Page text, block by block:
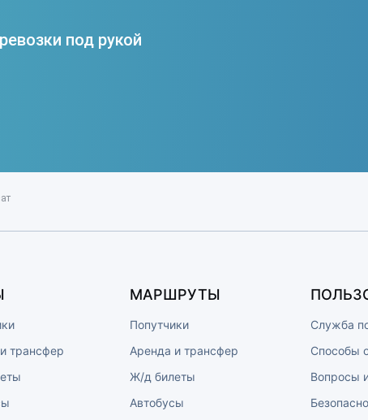
под рукой
трансфер
МАРШРУТЫ
Попутчики
Аренда и трансфер
Ж/д билеты
Автобусы
Служба
Способы
Вопросы